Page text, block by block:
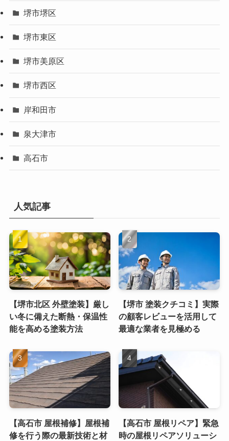
堺市堺区
堺市東区
堺市美原区
堺市西区
岸和田市
泉大津市
高石市
人気記事
【堺市北区 外壁塗装】厳し
い冬に備えた断熱・保温性
能を高める塗装方法
【堺市 塗装クチコミ】実際
の顧客レビューを活用して
最適な業者を見極める
【高石市 屋根補修】屋根補
修を行う際の最新技術と材
【高石市 屋根リペア】緊急
時の屋根リペアソリューシ